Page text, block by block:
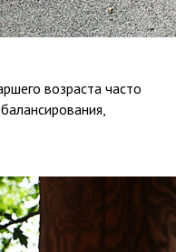
возраста часто